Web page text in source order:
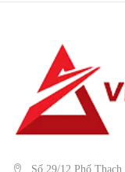
Số 29/12 Phố